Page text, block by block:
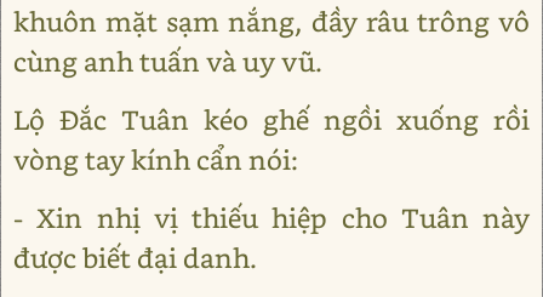
khuôn mặt sạm nắng, đầy râu trông vô
cùng anh tuấn và uy vũ.
Lộ Đắc Tuân kéo ghế ngồi xuống rồi
vòng tay kính cẩn nói:
- Xin nhị vị thiếu hiệp cho Tuân này
được biết đại danh.